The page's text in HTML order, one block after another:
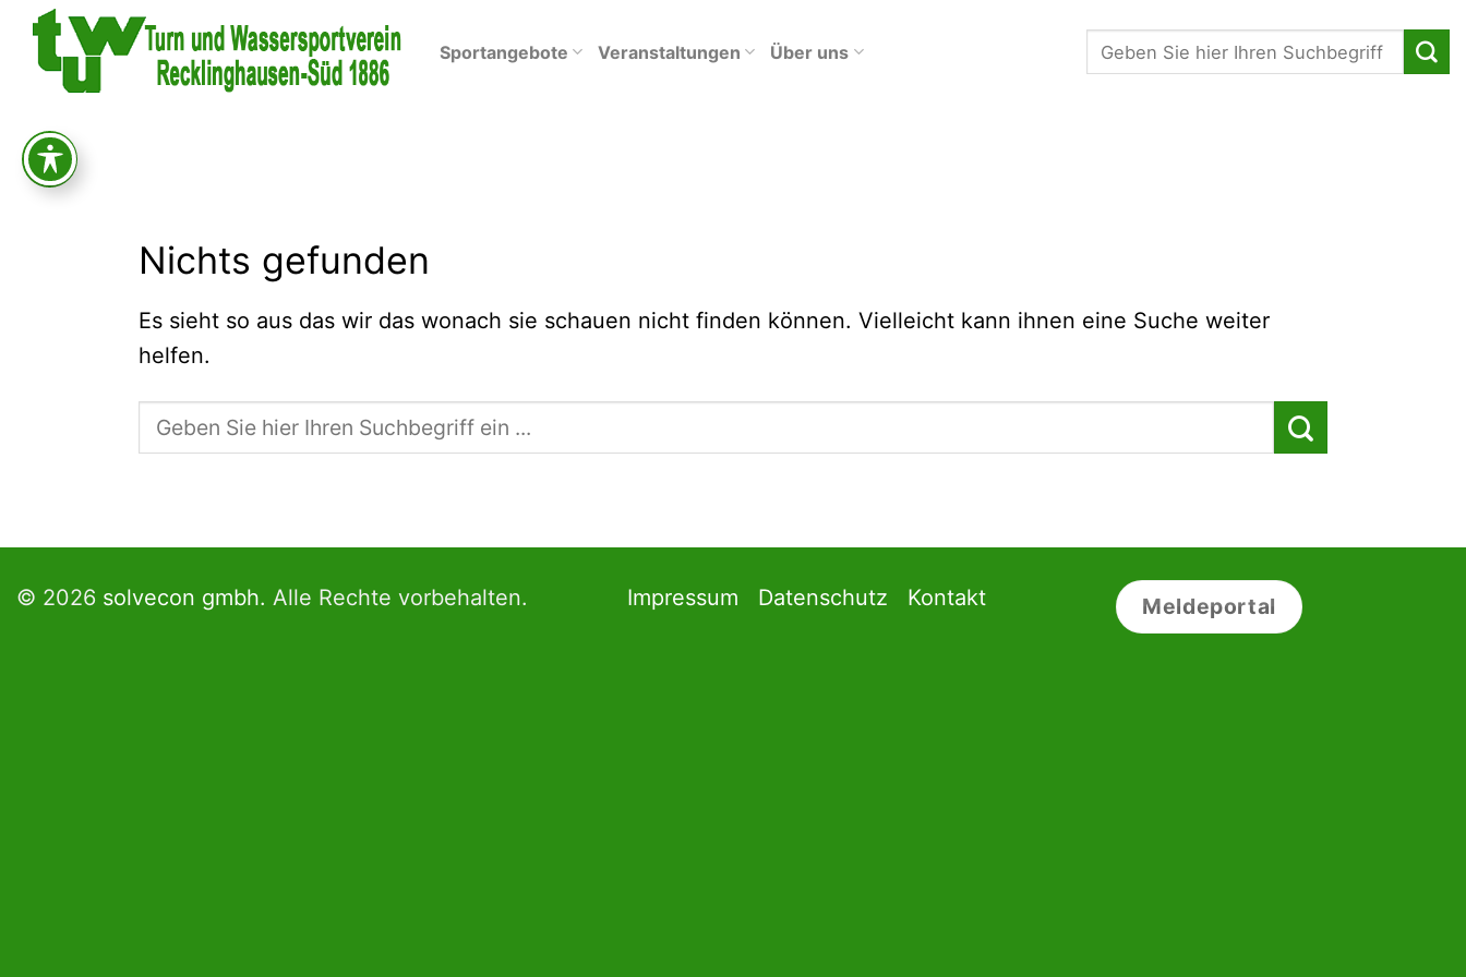
Skip
content
Sportangebote Veranstaltungen Über uns
Suche
Nichts gefunden
Es sieht so aus das wir das wonach sie schauen nicht finden können. Vielleicht kann ihnen eine Suche weiter
helfen.
Suche
© 2026 solvecon gmbh. Alle Rechte vorbehalten. Impressum Datenschutz Kontakt Meldeportal